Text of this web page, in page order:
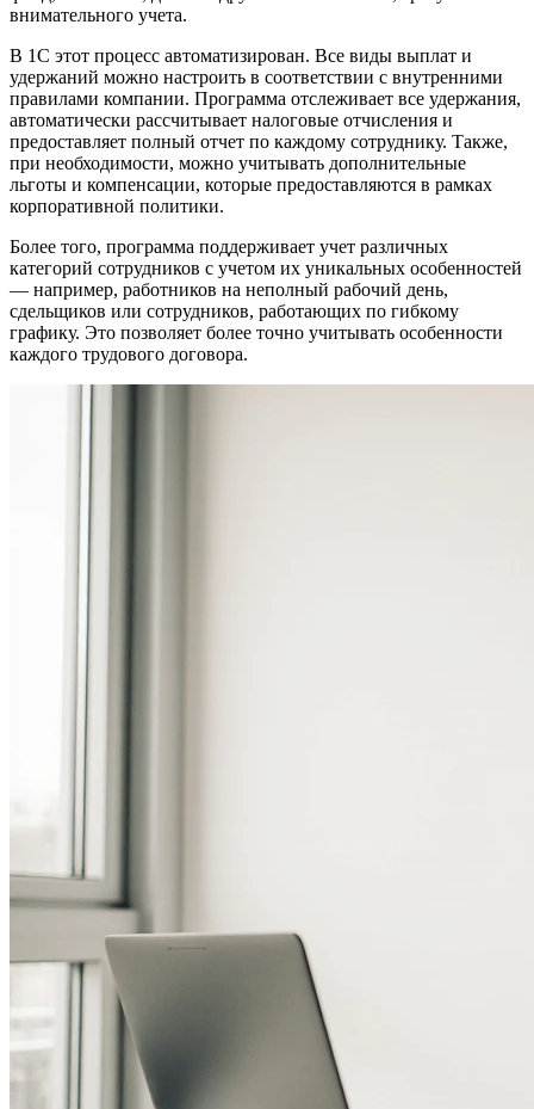
внимательного учета.
В 1С этот процесс автоматизирован. Все виды выплат и
удержаний можно настроить в соответствии с внутренними
правилами компании. Программа отслеживает все удержания,
автоматически рассчитывает налоговые отчисления и
предоставляет полный отчет по каждому сотруднику. Также,
при необходимости, можно учитывать дополнительные
льготы и компенсации, которые предоставляются в рамках
корпоративной политики.
Более того, программа поддерживает учет различных
категорий сотрудников с учетом их уникальных особенностей
— например, работников на неполный рабочий день,
сдельщиков или сотрудников, работающих по гибкому
графику. Это позволяет более точно учитывать особенности
каждого трудового договора.